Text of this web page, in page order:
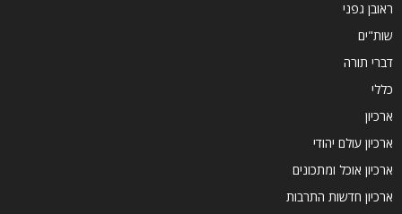
ראובן גפני
שות"ים
דברי תורה
כללי
ארכיון
ארכיון עולם יהודי
ארכיון אוכל ומתכונים
ארכיון חדשות התרבות